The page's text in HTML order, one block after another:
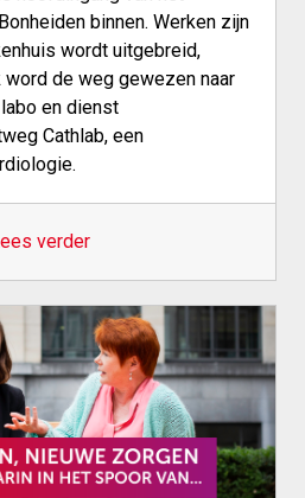
binnen. Werken zijn
wordt uitgebreid,
de weg gewezen naar
en dienst
Cathlab, een
verder